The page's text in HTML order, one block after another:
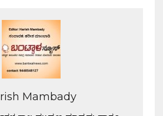
Mambady